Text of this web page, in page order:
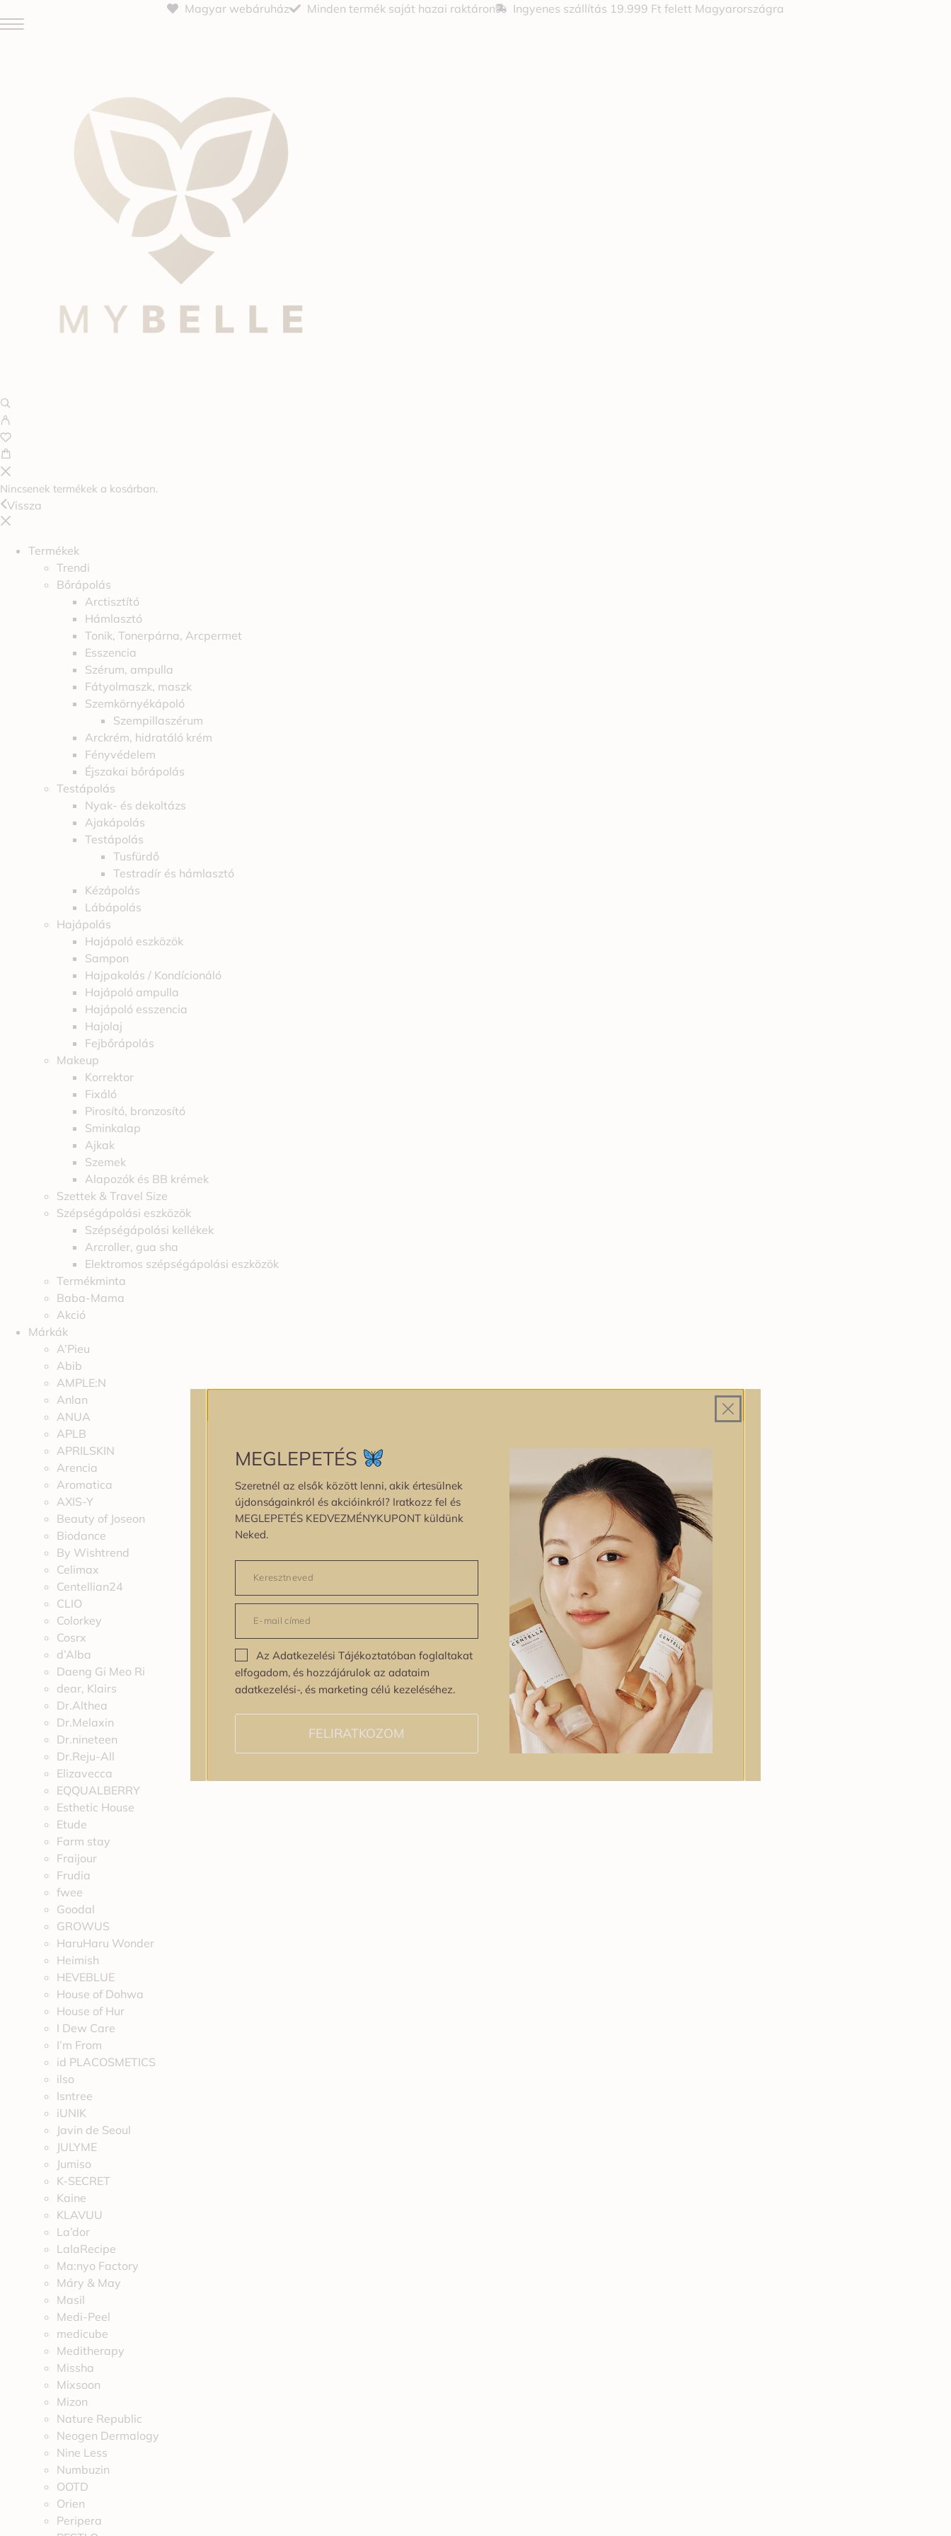
Magyar webáruház Minden termék saját hazai raktáron Ingyenes szállítás 19.999 Ft felett Magyarországra
Nincsenek termékek a kosárban.
Vissza
Termékek
Trendi
Bőrápolás
Arctisztító
Hámlasztó
Tonik, Tonerpárna, Arcpermet
Esszencia
Szérum, ampulla
Fátyolmaszk, maszk
Szemkörnyékápoló
Szempillaszérum
Arckrém, hidratáló krém
Fényvédelem
Éjszakai bőrápolás
Testápolás
Nyak- és dekoltázs
Ajakápolás
Testápolás
Tusfürdő
Testradír és hámlasztó
Kézápolás
Lábápolás
Hajápolás
Hajápoló eszközök
Sampon
Hajpakolás / Kondícionáló
Hajápoló ampulla
Hajápoló esszencia
Hajolaj
Fejbőrápolás
Makeup
Korrektor
Fixáló
Pirosító, bronzosító
Sminkalap
Ajkak
Szemek
Alapozók és BB krémek
Szettek & Travel Size
Szépségápolási eszközök
Szépségápolási kellékek
Arcroller, gua sha
Elektromos szépségápolási eszközök
Termékminta
Baba-Mama
Akció
Márkák
A’Pieu
Abib
AMPLE:N
Anlan
ANUA
APLB
APRILSKIN
Arencia
Aromatica
AXIS-Y
Beauty of Joseon
Biodance
By Wishtrend
Celimax
Centellian24
CLIO
Colorkey
Cosrx
d’Alba
Daeng Gi Meo Ri
dear, Klairs
Dr.Althea
Dr.Melaxin
Dr.nineteen
Dr.Reju-All
Elizavecca
EQQUALBERRY
Esthetic House
Etude
Farm stay
Fraijour
Frudia
fwee
Goodal
GROWUS
HaruHaru Wonder
Heimish
HEVEBLUE
House of Dohwa
House of Hur
I Dew Care
I’m From
id PLACOSMETICS
ilso
Isntree
iUNIK
Javin de Seoul
JULYME
Jumiso
K-SECRET
Kaine
KLAVUU
La’dor
LalaRecipe
Ma:nyo Factory
Máry & May
Masil
Medi-Peel
medicube
Meditherapy
Missha
Mixsoon
Mizon
Nature Republic
Neogen Dermalogy
Nine Less
Numbuzin
OOTD
Orien
Peripera
MEGLEPETÉS
Szeretnél az elsők között lenni, akik értesülnek
újdonságainkról és akcióinkról? Iratkozz fel és
MEGLEPETÉS KEDVEZMÉNYKUPONT küldünk
Neked.
Az Adatkezelési Tájékoztatóban foglaltakat
elfogadom, és hozzájárulok az adataim
adatkezelési-, és marketing célú kezeléséhez.
FELIRATKOZOM